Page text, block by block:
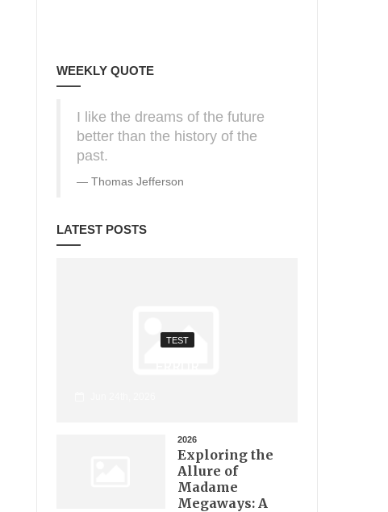
WEEKLY QUOTE
I like the dreams of the future
better than the history of the
past.
Thomas Jefferson
LATEST POSTS
TEST
2026
Exploring the
Allure of
Madame
Megaways: A